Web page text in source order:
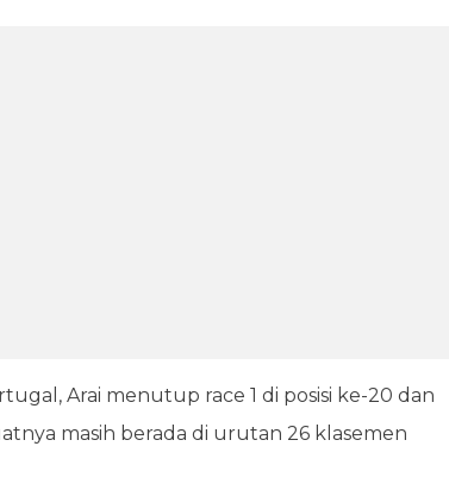
Arai menutup race 1 di posisi ke-20 dan
masih berada di urutan 26 klasemen